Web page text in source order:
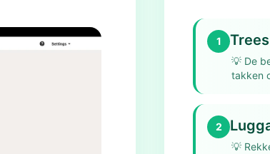
1 Trees
💡 De
takken
2
💡